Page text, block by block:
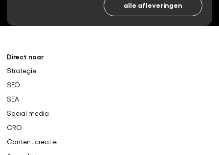
alle afleveringen
Direct naar
Strategie
SEO
SEA
Social media
CRO
Content creatie